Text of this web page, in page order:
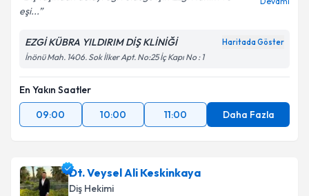
eşi...
EZGİ KÜBRA YILDIRIM DİŞ KLİNİĞİ Haritada Göster
İnönü Mah. 1406. Sok İlker Apt. No:25 İç Kapı No : 1
En Yakın Saatler
09:00
10:00 11:00 Daha Fazla
Dt. Veysel Ali Keskinkaya
Diş Hekimi